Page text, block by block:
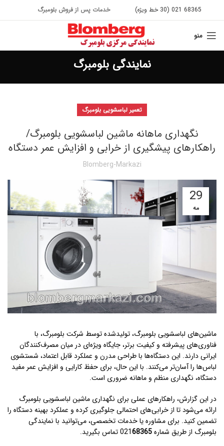
68365 021 (30 خط ویژه) خدمات پس از فروش بلومبرگ
منو
نمایندگی بلومبرگ
تعمیر لباسشویی بلومبرگ
نگهداری ماهانه ماشین لباسشویی بلومبرگ/
راهکارهای پیشگیری از خرابی و افزایش عمر دستگاه
Blomberg-Markazi
29
مه
ماشین‌های لباسشویی بلومبرگ، تولیدشده توسط شرکت بلومبرگ، با
فناوری‌های پیشرفته و کیفیت برتر، جایگاه ویژه‌ای در میان مصرف‌کنندگان
ایرانی دارند. این دستگاه‌ها با طراحی مدرن و عملکرد قابل اعتماد، شستشوی
لباس‌ها را آسان‌تر می‌کنند. با این حال، برای حفظ کارایی و افزایش عمر مفید
دستگاه، نگهداری منظم و ماهانه ضروری است.
در این گزارش، راهکارهای عملی برای نگهداری ماشین لباسشویی بلومبرگ
ارائه می‌شود تا از خرابی‌های احتمالی جلوگیری کرده و عملکرد بهینه دستگاه را
تضمین کنید. برای مشاوره یا خدمات تخصصی، می‌توانید با نمایندگی
بلومبرگ از طریق شماره 02168365 تماس بگیرید.